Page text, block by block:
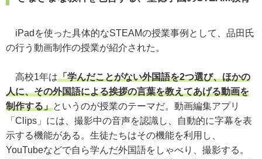
iPadを使った具体的なSTEAMの授業事例として、品田氏
の行う動画制作の授業が紹介された。
高校1年は「学んだことがない外国語を2つ選び、ほかの
人に、その外国語による挨拶の言葉を教えてあげる動画を
制作する」というのが授業のテーマだ。動画編集アプリ
「Clips」には、撮影中の音声を認識し、自動的に字幕を表
示する機能がある。生徒たちはその機能を利用し、
YouTubeなどで自ら学んだ外国語をしゃべり、撮影する。